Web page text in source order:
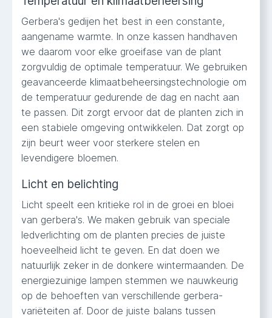
Gerbera's gedijen het best in een constante,
aangename warmte. In onze kassen handhaven
we daarom voor elke groeifase van de plant
zorgvuldig de optimale temperatuur. We gebruiken
geavanceerde klimaatbeheersingstechnologie om
de temperatuur gedurende de dag en nacht aan
te passen. Dit zorgt ervoor dat de planten zich in
een stabiele omgeving ontwikkelen. Dat zorgt op
zijn beurt weer voor sterkere stelen en
levendigere bloemen.
Licht en belichting
Licht speelt een kritieke rol in de groei en bloei
van gerbera's. We maken gebruik van speciale
ledverlichting om de planten precies de juiste
hoeveelheid licht te geven. En dat doen we
natuurlijk zeker in de donkere wintermaanden. De
energiezuinige lampen stemmen we nauwkeurig
op de behoeften van verschillende gerbera-
variëteiten af. Door de juiste balans tussen